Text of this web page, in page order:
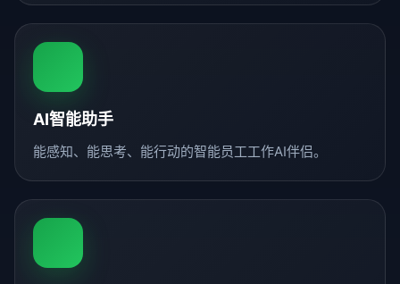
AI智能助手
能感知、能思考、能行动的智能员工工作AI伴侣。